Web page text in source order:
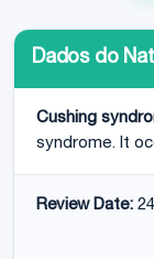
Dados do
Cushing
syndrome. It
Review Date: